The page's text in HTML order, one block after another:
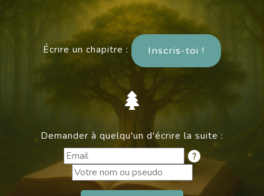
Écrire un chapitre : Inscris-toi !
Demander à quelqu'un d'écrire la suite :